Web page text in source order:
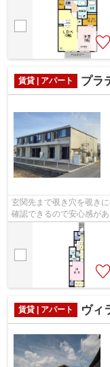
賃貸 | アパート プラ
玄関先まで覗き穴を覗き
確認できるので安心感が
ているため、対面で荷物を
賃貸 | アパート ヴィ